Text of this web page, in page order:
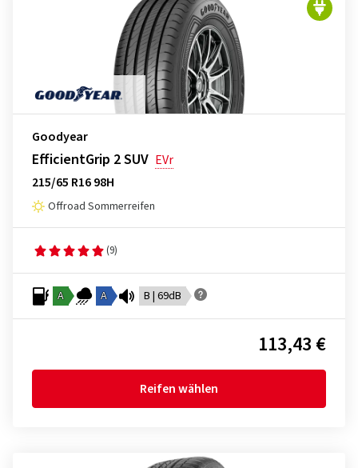
Goodyear
EfficientGrip 2 SUV EVr
215/65 R16 98H
Offroad Sommerreifen
(9)
A A B | 69dB
113,43 €
Reifen wählen